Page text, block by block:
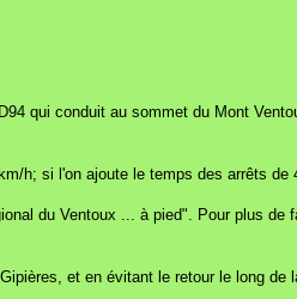
qui conduit au sommet du Mont
h; si l'on ajoute le temps des arrêts
du Ventoux ... à pied". Pour plus
et en évitant le retour le long